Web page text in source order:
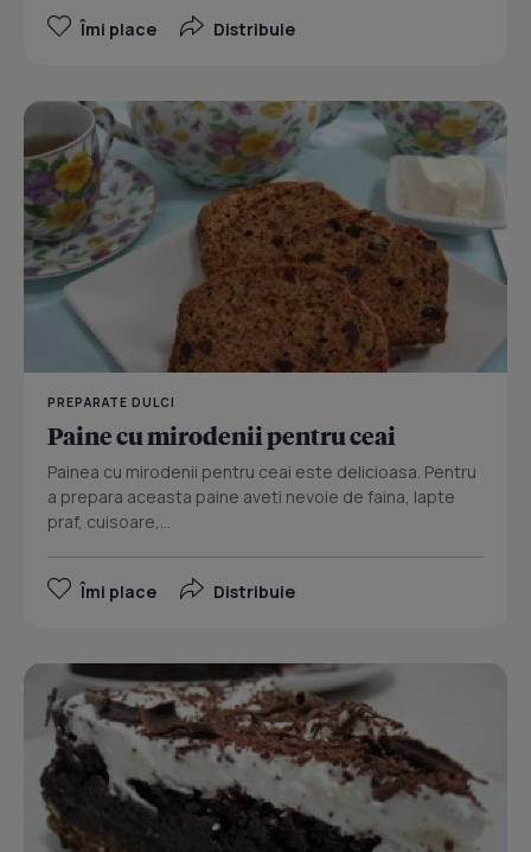
Îmi place Distribuie
PREPARATE DULCI
Paine cu mirodenii pentru ceai
Painea cu mirodenii pentru ceai este delicioasa. Pentru
a prepara aceasta paine aveti nevoie de faina, lapte
praf, cuisoare,...
Îmi place Distribuie